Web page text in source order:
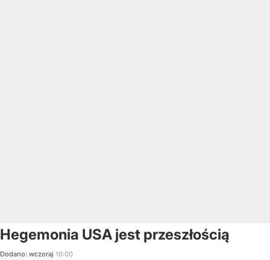
Hegemonia USA jest przeszłością
Dodano: wczoraj 16:00